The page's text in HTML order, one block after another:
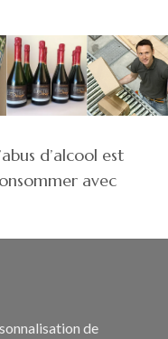
d’alcool est
avec
de